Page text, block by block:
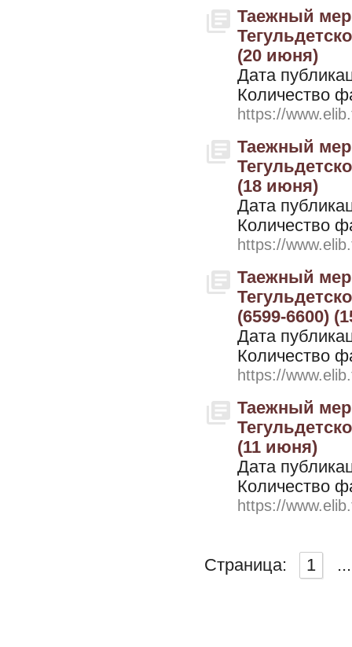
Таежный
(20 июня)
Дата
Количество
https://
Таежный
(18 июня)
Дата
Количество
https://
Таежный
(6599-6600)
Дата
Количество
https://
Таежный
(11 июня)
Дата
Количество
https://
Страница: 1 ...